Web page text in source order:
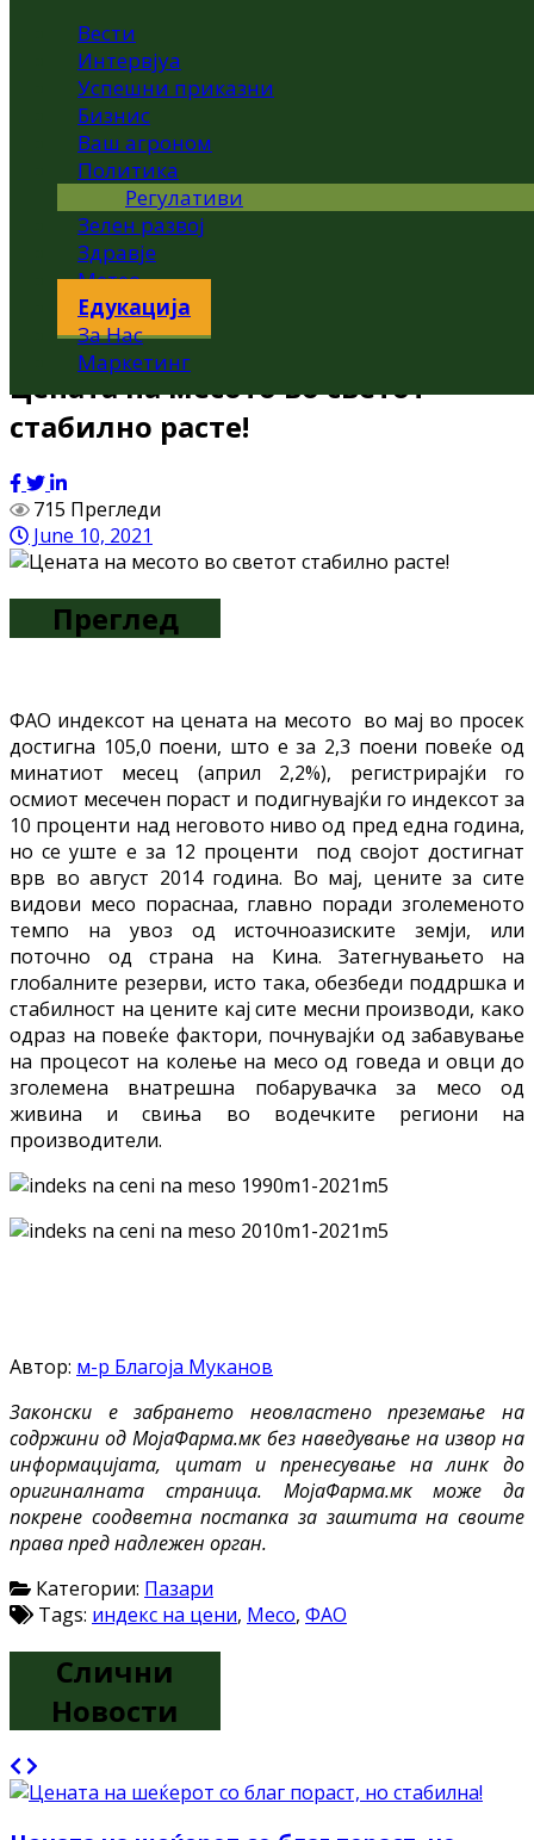
Вести
Интервјуа
Успешни приказни
Бизнис
Ваш агроном
Политика
Регулативи
Зелен развој
Здравје
Метео
Едукација
За Нас
Маркетинг
Цената на месото во светот
стабилно расте!
715 Прегледи
June 10, 2021
Преглед
ФАО индексот на цената на месото во мај во просек
достигна 105,0 поени, што е за 2,3 поени повеќе од
минатиот месец (април 2,2%), регистрирајќи го
осмиот месечен пораст и подигнувајќи го индексот за
10 проценти над неговото ниво од пред една година,
но се уште е за 12 проценти под својот достигнат
врв во август 2014 година. Во мај, цените за сите
видови месо пораснаа, главно поради зголеменото
темпо на увоз од источноазиските земји, или
поточно од страна на Кина. Затегнувањето на
глобалните резерви, исто така, обезбеди поддршка и
стабилност на цените кај сите месни производи, како
одраз на повеќе фактори, почнувајќи од забавување
на процесот на колење на месо од говеда и овци до
зголемена внатрешна побарувачка за месо од
живина и свиња во водечките региони на
производители.
Aвтор: м-р Благоја Муканов
Законски е забрането неовластено преземање на
содржини од МојаФарма.мк без наведување на извор на
информацијата, цитат и пренесување на линк до
оригиналната страница. МојаФарма.мк може да
покрене соодветна постапка за заштита на своите
права пред надлежен орган.
Категории: Пазари
Tags: индекс на цени, Месо, ФАО
Слични
Новости